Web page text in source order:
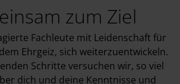
zum Ziel
Fachleute mit Leidenschaft für
Ehrgeiz, sich weiterzuentwickeln.
Schritte versuchen wir, so viel
dich und deine Kenntnisse und